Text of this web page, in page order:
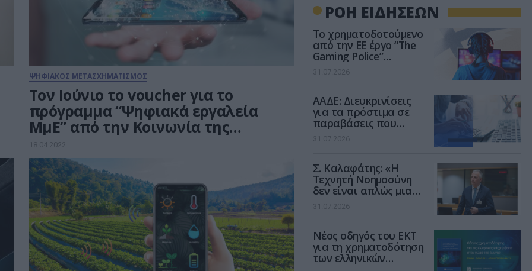
ΨΗΦΙΑΚΟΣ ΜΕΤΑΣΧΗΜΑΤΙΣΜΟΣ
Τον Ιούνιο το voucher για το
πρόγραμμα “Ψηφιακά εργαλεία
ΜμΕ” από την Κοινωνία της
Πληροφορίας
18.04.2022
ΡΟΗ ΕΙΔΗΣΕΩΝ
Το χρηματοδοτούμενο
από την ΕΕ έργο “The
Gaming Police”
ενισχύει την ασφάλεια
των παιδιών στο
31.07.2026
ΑΑΔΕ: Διευκρινίσεις
για τα πρόστιμα σε
παραβάσεις που
αφορούν τους ΦΗΜ
31.07.2026
Σ. Καλαφάτης: «Η
Τεχνητή Νοημοσύνη
δεν είναι απλώς μια
νέα τεχνολογία, είναι
μια νέα βιομηχανική
31.07.2026
Νέος οδηγός του ΕΚΤ
για τη χρηματοδότηση
των ελληνικών